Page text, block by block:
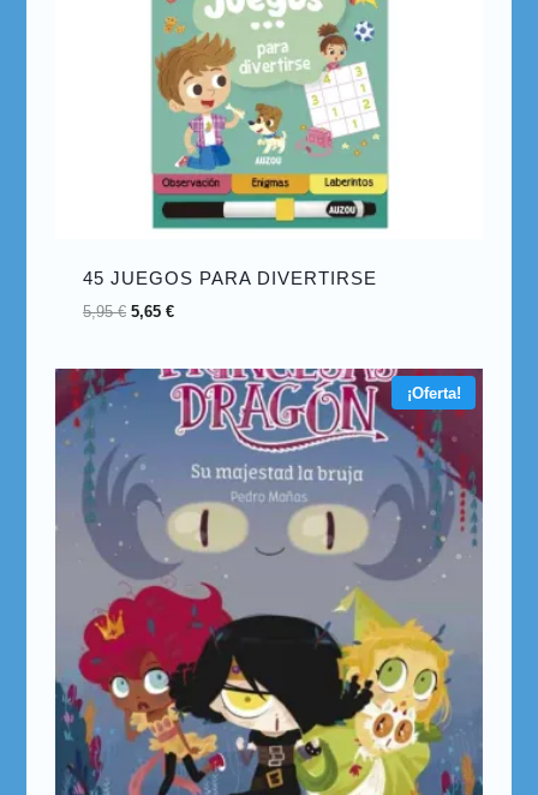
45 JUEGOS PARA DIVERTIRSE
5,95€ 5,65€
¡Oferta!